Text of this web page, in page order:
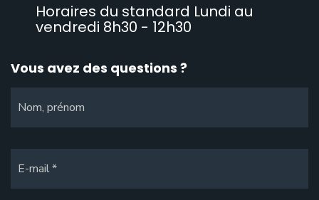
Horaires du standard Lundi au
vendredi 8h30 - 12h30
Vous avez des questions ?
Nom, prénom
E-mail